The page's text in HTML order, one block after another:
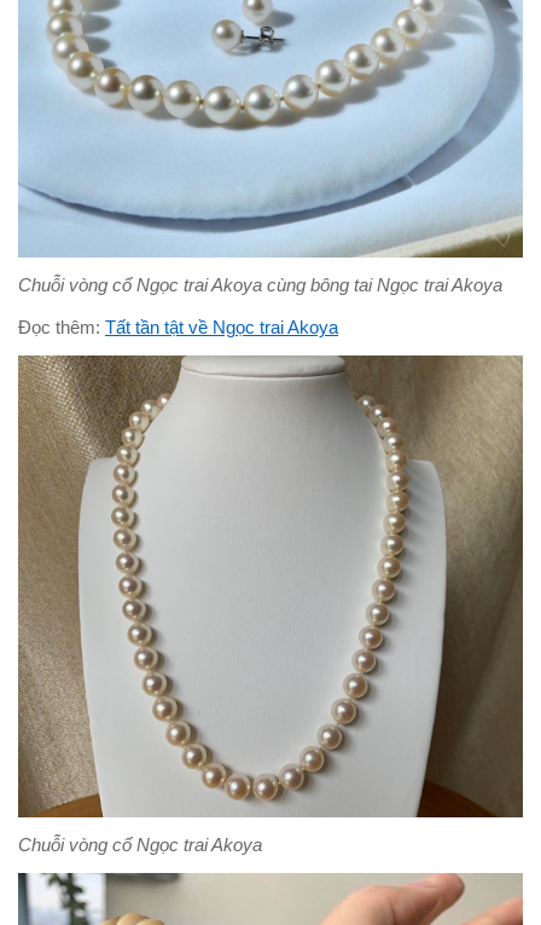
Chuỗi vòng cổ Ngọc trai Akoya cùng bông tai Ngọc trai Akoya
Đọc thêm: Tất tần tật về Ngọc trai Akoya
Chuỗi vòng cổ Ngọc trai Akoya